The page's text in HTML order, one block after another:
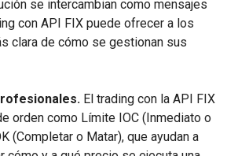
se intercambian como mensajes
con API FIX puede ofrecer a los
clara de cómo se gestionan sus
El trading con la API FIX
orden como Límite IOC (Inmediato o
(Completar o Matar), que ayudan a